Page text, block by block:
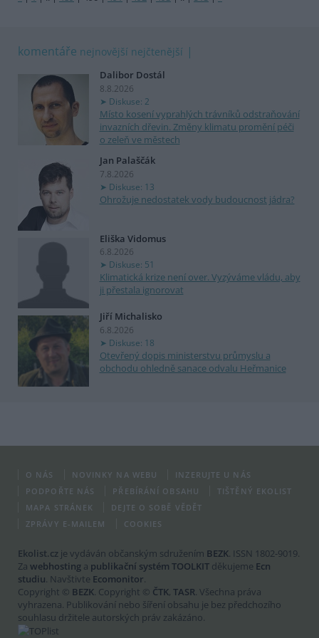
komentáře nejnovější nejčtenější
Dalibor Dostál
8.8.2026
Diskuse: 2
Místo kosení vyprahlých trávníků odstraňování
invazních dřevin. Změny klimatu promění péči
o zeleň ve městech
Jan Palaščák
7.8.2026
Diskuse: 13
Ohrožuje nedostatek vody budoucnost jádra?
Eliška Vidomus
6.8.2026
Diskuse: 51
Klimatická krize není over. Vyzýváme vládu, aby
ji přestala ignorovat
Jiří Michalisko
6.8.2026
Diskuse: 18
Otevřený dopis ministerstvu průmyslu a
obchodu ohledně sanace odvalu Heřmanice
O NÁS NOVINKY NA WEBU
INZERUJTE U NÁS
PODPOŘTE NÁS
PŘEBÍRÁNÍ OBSAHU
TIŠTĚNÝ EKOLIST
MAPA STRÁNEK
DEJTE O SOBĚ VĚDĚT
ZPRÁVY E-MAILEM
COOKIES
Ekolist.cz je vydáván občanským sdružením BEZK . ISSN 1802-9019.
Za webhosting a publikační systém TOOLKIT děkujeme Ecn
studiu . Navštivte Ecomonitor
Copyright © BEZK . Copyright © ČTK, TASR . Všechna práva
vyhrazena. Publikování nebo šíření obsahu je bez předchozího
souhlasu držitele autorských práv zakázáno.